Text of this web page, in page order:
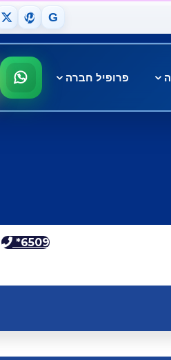
G
פרופיל חברה
*6509